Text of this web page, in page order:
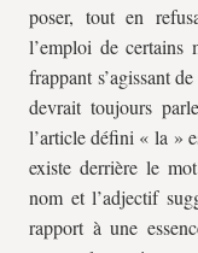
poser, tout en
l’emploi de certains
frappant s’agissant
devrait toujours
l’article défini « la »
existe derrière le
nom et l’adjectif
rapport à une